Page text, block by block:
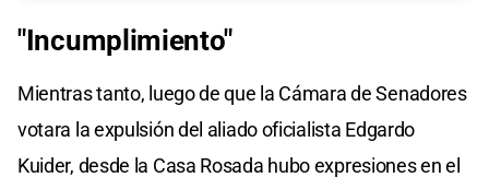
"Incumplimiento"
Mientras tanto, luego de que la Cámara de Senadores
votara la expulsión del aliado oficialista Edgardo
Kuider, desde la Casa Rosada hubo expresiones en el